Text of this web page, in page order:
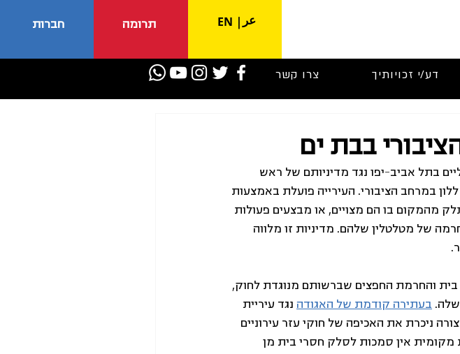
חברות תרומה عر EN
דע/י זכויותיך צרו קשר
בבת ים
בתל אביב-יפו נגד מדיניותם של ראש
במרחב הציבורי. העירייה פועלת באמצעות
מהמקום בו הם מצויים, או מבצעים פעולות
של מטלטלין שלהם. מדיניות זו מלווה
בית והחרמת החפצים שברשותם מנוגדת לחוק,
בעתירה קודמת של האגודה נגד עיריית
ניכרת את האכיפה של חוקי עזר עירוניים
מקומית אין סמכות לסלק חסרי בית מן